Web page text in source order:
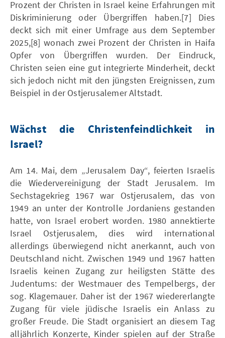
Prozent der Christen in Israel keine Erfahrungen mit
Diskriminierung oder Übergriffen haben.[7] Dies
deckt sich mit einer Umfrage aus dem September
2025,[8] wonach zwei Prozent der Christen in Haifa
Opfer von Übergriffen wurden. Der Eindruck,
Christen seien eine gut integrierte Minderheit, deckt
sich jedoch nicht mit den jüngsten Ereignissen, zum
Beispiel in der Ostjerusalemer Altstadt.
Wächst die Christenfeindlichkeit in
Israel?
Am 14. Mai, dem „Jerusalem Day“, feierten Israelis
die Wiedervereinigung der Stadt Jerusalem. Im
Sechstagekrieg 1967 war Ostjerusalem, das von
1949 an unter der Kontrolle Jordaniens gestanden
hatte, von Israel erobert worden. 1980 annektierte
Israel Ostjerusalem, dies wird international
allerdings überwiegend nicht anerkannt, auch von
Deutschland nicht. Zwischen 1949 und 1967 hatten
Israelis keinen Zugang zur heiligsten Stätte des
Judentums: der Westmauer des Tempelbergs, der
sog. Klagemauer. Daher ist der 1967 wiedererlangte
Zugang für viele jüdische Israelis ein Anlass zu
großer Freude. Die Stadt organisiert an diesem Tag
alljährlich Konzerte, Kinder spielen auf der Straße